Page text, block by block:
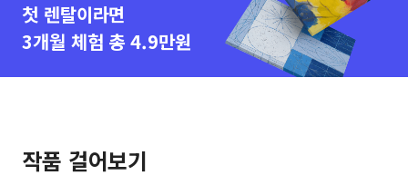
첫 렌탈이라면
3개월 체험 총 4.9만원
작품 걸어보기